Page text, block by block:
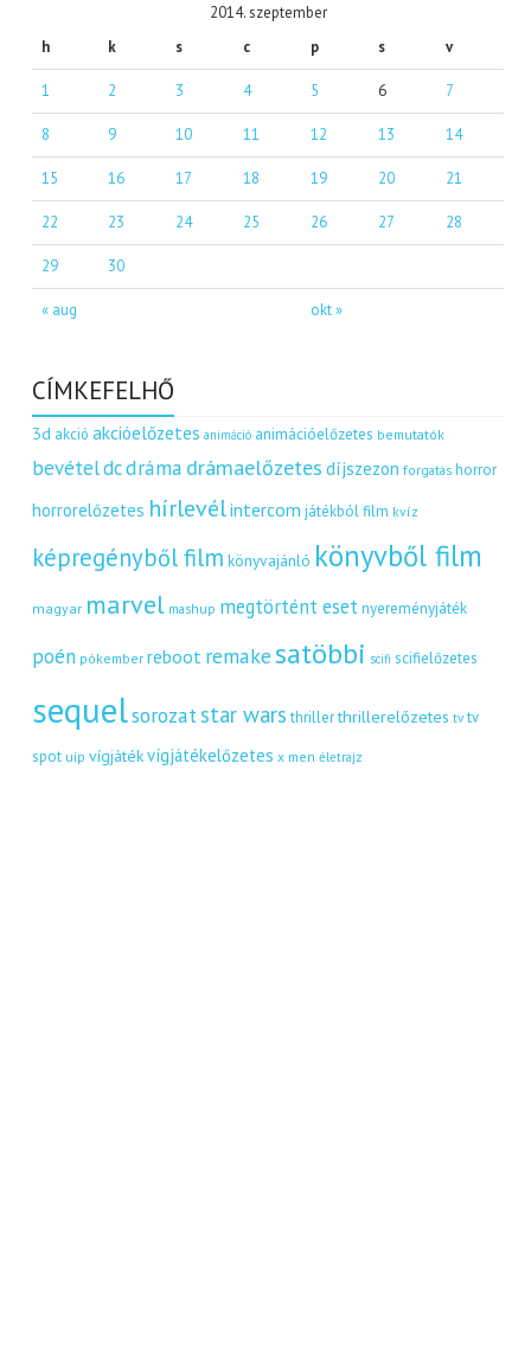
2014. szeptember
h
k s c p s v
« aug okt »
1 2 3 4 5 6 7
8 9 10 11 12 13 14
15 16 17 18 19 20 21
22 23 24 25 26 27 28
29 30
CÍMKEFELHŐ
3d akció akcióelőzetes animáció animációelőzetes bemutatók
bevételdcdráma drámaelőzetes díjszezon forgatás horror
horrorelőzetes hírlevélintercom játékból film kvíz
képregényből film könyvajánló könyvből film
magyar marvel mashup megtörtént eset nyereményjáték
poén pókember reboot remakesatöbbi scifi scifielőzetes
sequelsorozatstar wars thriller thrillerelőzetes tv tv
spot uip vígjátékvígjátékelőzetes x men életrajz